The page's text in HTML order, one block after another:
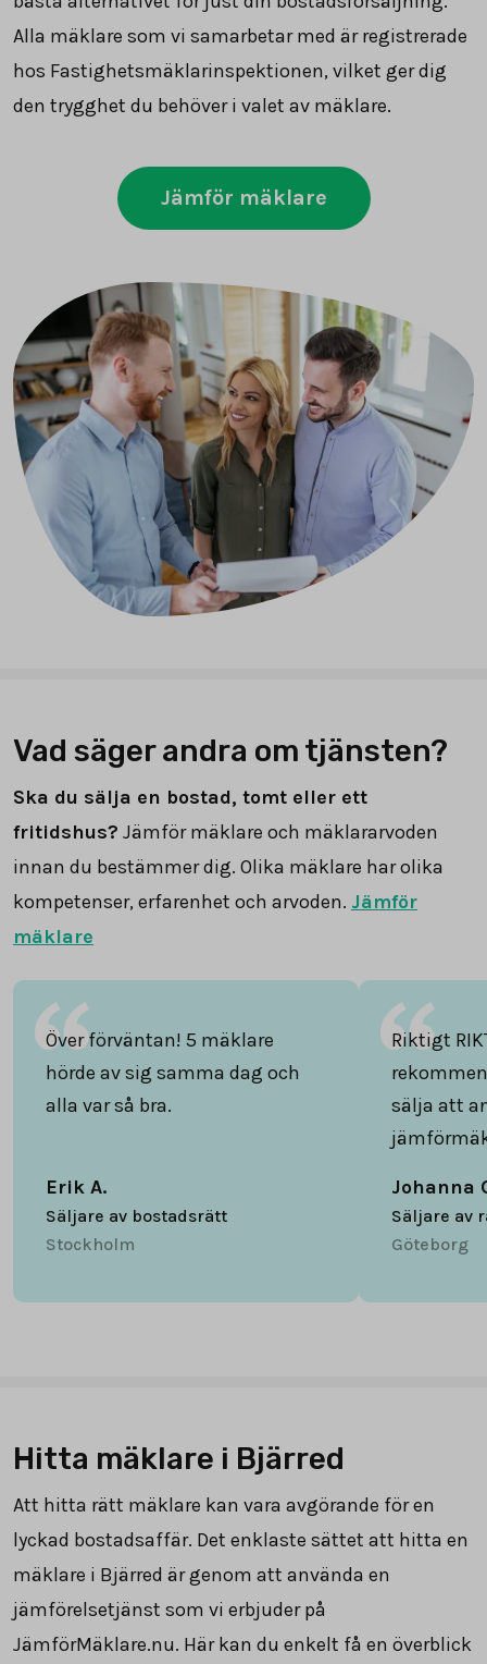
Alla mäklare som vi samarbetar med är registrerade
hos Fastighetsmäklarinspektionen, vilket ger dig
den trygghet du behöver i valet av mäklare.
Jämför mäklare
Vad säger andra om tjänsten?
Ska du sälja en bostad, tomt eller ett
fritidshus? Jämför mäklare och mäklararvoden
innan du bestämmer dig. Olika mäklare har olika
kompetenser, erfarenhet och arvoden. Jämför
mäklare
Över förväntan! 5 mäklare
hörde av sig samma dag och
alla var så bra.
Erik A.
Säljare av bostadsrätt
Stockholm
Riktigt
sälja att
Johanna
Säljare av
Göteborg
Hitta mäklare i Bjärred
Att hitta rätt mäklare kan vara avgörande för en
lyckad bostadsaffär. Det enklaste sättet att hitta en
mäklare i Bjärred är genom att använda en
jämförelsetjänst som vi erbjuder på
JämförMäklare.nu. Här kan du enkelt få en överblick